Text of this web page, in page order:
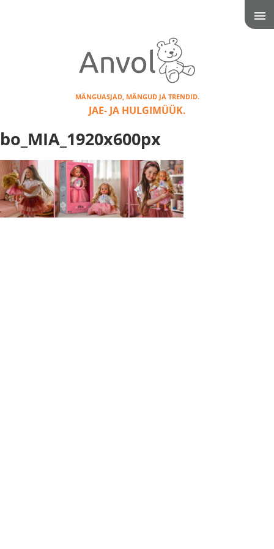
MÄNGUASJAD, MÄNGUD JA TRENDID.
JAE- JA HULGIMÜÜK.
bo_MIA_1920x600px